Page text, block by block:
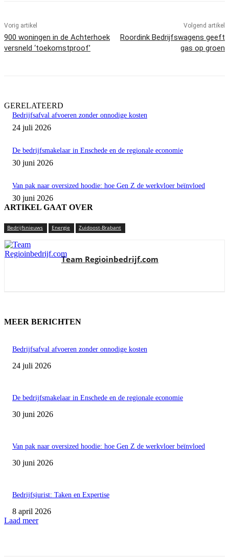
Vorig artikel
900 woningen in de Achterhoek
versneld ‘toekomstproof’
Volgend artikel
Roordink Bedrijfswagens geeft
gas op groen
GERELATEERD
Bedrijfsafval afvoeren zonder onnodige kosten
24 juli 2026
De bedrijfsmakelaar in Enschede en de regionale economie
30 juni 2026
Van pak naar oversized hoodie: hoe Gen Z de werkvloer beïnvloed
30 juni 2026
ARTIKEL GAAT OVER
Bedrijfsnieuws Energie Zuidoost-Brabant
Team Regioinbedrijf.com
MEER BERICHTEN
Bedrijfsafval afvoeren zonder onnodige kosten
24 juli 2026
De bedrijfsmakelaar in Enschede en de regionale economie
30 juni 2026
Van pak naar oversized hoodie: hoe Gen Z de werkvloer beïnvloed
30 juni 2026
Bedrijfsjurist: Taken en Expertise
8 april 2026
Laad meer